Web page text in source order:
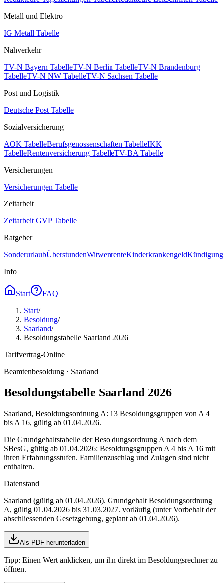
Metall und Elektro
IG Metall Tabelle
Nahverkehr
TV-N Bayern TabelleTV-N Berlin TabelleTV-N Brandenburg
TabelleTV-N NW TabelleTV-N Sachsen Tabelle
Post und Logistik
Deutsche Post Tabelle
Sozialversicherung
AOK TabelleBerufsgenossenschaften TabelleIKK
TabelleRentenversicherung TabelleTV-BA Tabelle
Versicherungen
Versicherungen Tabelle
Zeitarbeit
Zeitarbeit GVP Tabelle
Ratgeber
SonderurlaubÜberstundenWitwenrenteKinderkrankengeld
Info
Start
FAQ
Start/
Besoldung/
Saarland/
Besoldungstabelle Saarland 2026
Tarifvertrag-Online
Beamtenbesoldung · Saarland
Besoldungstabelle Saarland 2026
Saarland, Besoldungsordnung A: 13 Besoldungsgruppen von A 4
bis A 16, gültig ab 01.04.2026.
Die Grundgehaltstabelle der Besoldungsordnung A nach dem
SBesG, gültig ab 01.04.2026: Besoldungsgruppen A 4 bis A 16 mit
ihren Erfahrungsstufen. Familienzuschlag und Zulagen sind nicht
enthalten.
Datenstand
Saarland (gültig ab 01.04.2026). Grundgehalt Besoldungsordnung
A, gültig 01.04.2026 bis 31.03.2027. vorläufig (unter Vorbehalt der
abschliessenden Gesetzgebung, geplant ab 01.04.2026).
Als PDF herunterladen
Tipp: Einen Wert anklicken, um ihn direkt im Besoldungsrechner zu
öffnen.